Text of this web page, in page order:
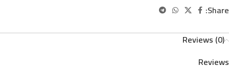
Share:
Reviews (0)
Reviews